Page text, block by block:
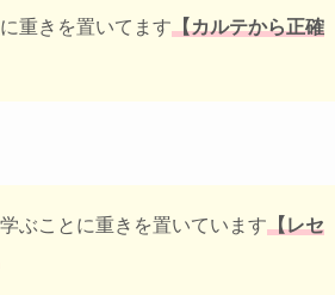
重きを置いてます【カルテから正確
ぶことに重きを置いています【レセ